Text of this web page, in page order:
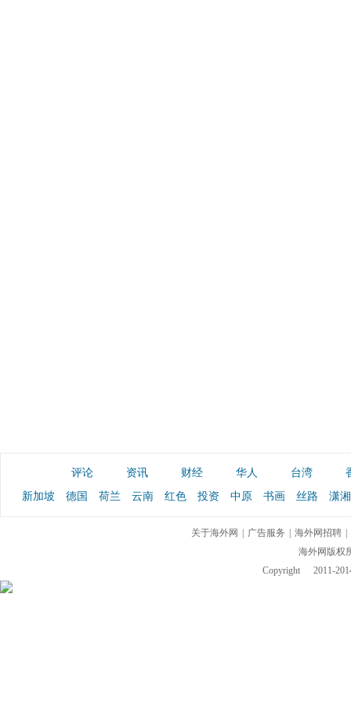
评论 资讯 财经 华人 台湾
新加坡
德国 荷兰 云南 红色 投资 中原 书画 丝路 潇湘
关于海外网 广告服务 海外网招聘
海外网版权
Copyright
2011-